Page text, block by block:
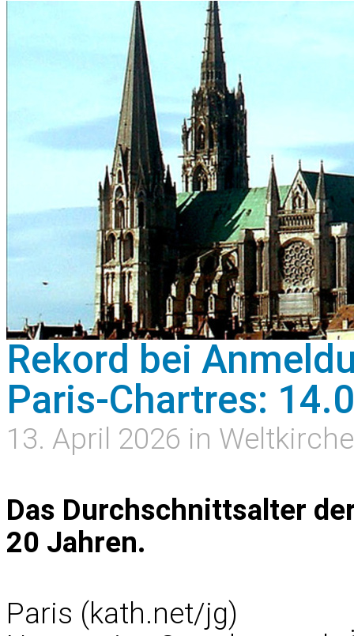
Rekord bei
Paris-Chartres:
13. April 2026 in Weltkirche
Das Durchschnittsalter
20 Jahren.
Paris (kath.net/jg)